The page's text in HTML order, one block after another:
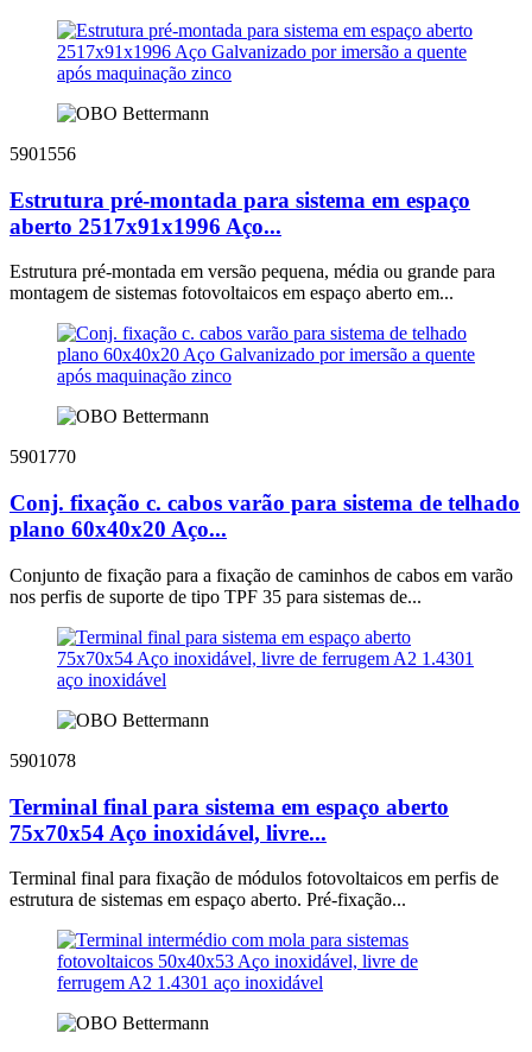
5901556
Estrutura pré-montada para sistema em espaço
aberto 2517x91x1996 Aço...
Estrutura pré-montada em versão pequena, média ou grande para
montagem de sistemas fotovoltaicos em espaço aberto em...
5901770
Conj. fixação c. cabos varão para sistema de telhado
plano 60x40x20 Aço...
Conjunto de fixação para a fixação de caminhos de cabos em varão
nos perfis de suporte de tipo TPF 35 para sistemas de...
5901078
Terminal final para sistema em espaço aberto
75x70x54 Aço inoxidável, livre...
Terminal final para fixação de módulos fotovoltaicos em perfis de
estrutura de sistemas em espaço aberto. Pré-fixação...